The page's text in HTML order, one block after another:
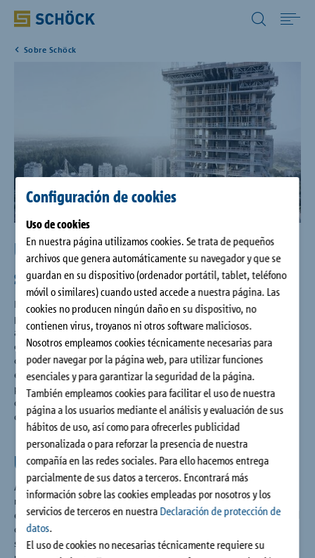
Configuración de cookies
Uso de cookies
En nuestra página utilizamos cookies. Se trata de pequeños
archivos que genera automáticamente su navegador y que se
guardan en su dispositivo (ordenador portátil, tablet, teléfono
móvil o similares) cuando usted accede a nuestra página. Las
cookies no producen ningún daño en su dispositivo, no
contienen virus, troyanos ni otros software maliciosos.
Nosotros empleamos cookies técnicamente necesarias para
poder navegar por la página web, para utilizar funciones
esenciales y para garantizar la seguridad de la página.
También empleamos cookies para facilitar el uso de nuestra
página a los usuarios mediante el análisis y evaluación de sus
hábitos de uso, así como para ofrecerles publicidad
personalizada o para reforzar la presencia de nuestra
compañía en las redes sociales. Para ello hacemos entrega
parcialmente de sus datos a terceros. Encontrará más
información sobre las cookies empleadas por nosotros y los
servicios de terceros en nuestra Declaración de protección de
datos.
El uso de cookies no necesarias técnicamente requiere su
CAD/BIM
Descargas
Referencias
Empresa
Contacto
Spain (ES) Español
Sobre Schöck
Un socio para la construcción,
sólido y líder en innovación.
La iniciativa de fundar la empresa estuvo motivada, desde el
principio, por el ánimo de racionalizar la construcción, de
armonizar la rentabilidad y el manejo sencillo, así como de
optimizar, en una fase temprana, la eficiencia en cuanto a
costes y energía. Para ello fue necesario rebasar los límites
existentes y desarrollar tecnologías innovadoras. En muchos
países donde se trabaja con nuestros productos, Schöck se ha
convertido en sinónimo de aislamiento térmico y acústico, así
como de avanzada tecnología de armadura.
Una trayectoria de éxitos desde 1962.
Aunque los desafíos sean otros, la concepción fundamental se
mantiene, en particular cuando se trata de incrementar la
eficiencia energética y de acercarse a la meta de la neutralidad
climática en el sector de la construcción. Nuestros productos y
servicios llevan consigo la experiencia de seis décadas. El